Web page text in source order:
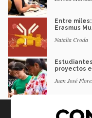
Entre
Erasmus
Natalia Croda
proyectos
Juan José